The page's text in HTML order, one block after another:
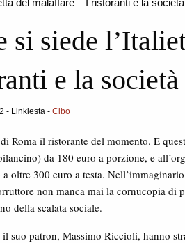
si siede
e la società
- Linkiesta - Cibo
Roma il ristorante del momento. E
da 180 euro a porzione, e
oltre 300 euro a testa.
non manca mai la cornucopia di
della scalata sociale.
il suo patron, Massimo Riccioli, hanno